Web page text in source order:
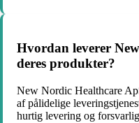
Hvordan leverer
deres produkter?
New Nordic Healthcare
af pålidelige
hurtig levering og